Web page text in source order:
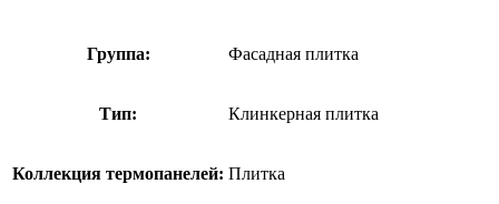
Группа: Фасадная плитка
Тип: Клинкерная плитка
Коллекция термопанелей: Плитка